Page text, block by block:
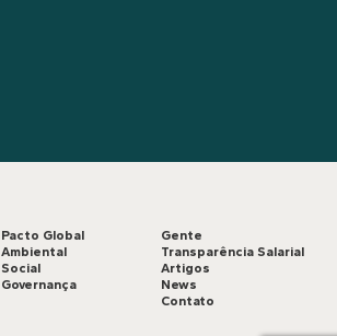
Pacto Global
Ambiental
Social
Governança
Gente
Transparência Salarial
Artigos
News
Contato